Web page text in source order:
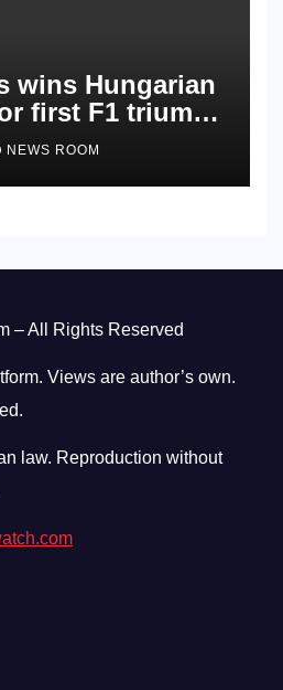
wins Hungarian
first F1 triumph
NEWS ROOM
– All Rights Reserved
Views are author’s own.
law. Reproduction without